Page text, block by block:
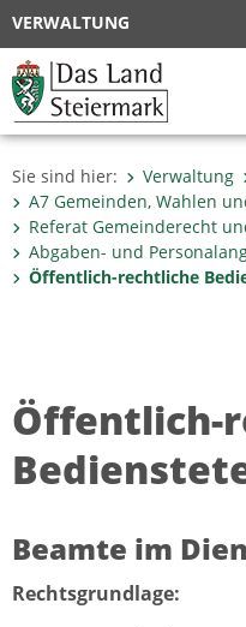
VERWALTUNG
Sie sind hier: Verwaltung
A7 Gemeinden, Wahlen
Referat Gemeinderecht
Abgaben- und
Öffentlich-rechtliche
Öffentlich-
Beamte im
Rechtsgrundlage: